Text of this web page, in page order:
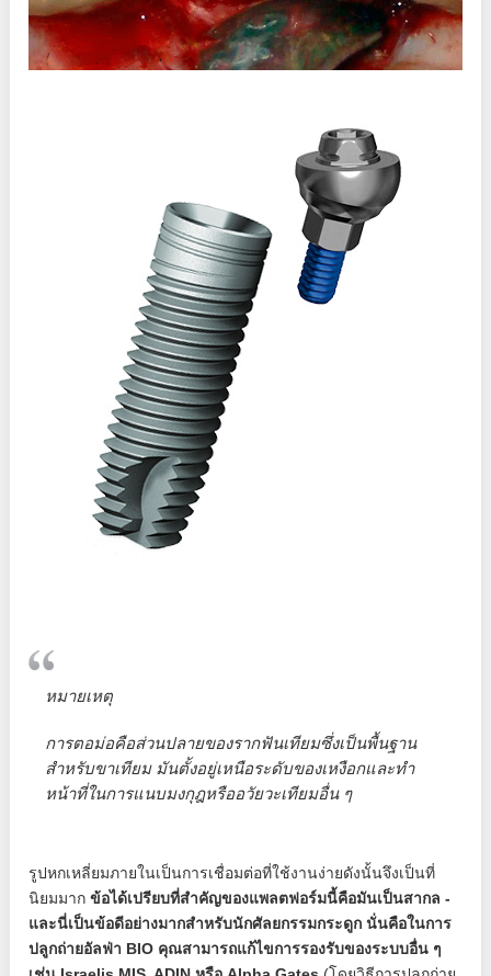
หมายเหตุ
การตอม่อคือส่วนปลายของรากฟันเทียมซึ่งเป็นพื้นฐาน
สำหรับขาเทียม มันตั้งอยู่เหนือระดับของเหงือกและทำ
หน้าที่ในการแนบมงกุฎหรืออวัยวะเทียมอื่น ๆ
รูปหกเหลี่ยมภายในเป็นการเชื่อมต่อที่ใช้งานง่ายดังนั้นจึงเป็นที่
นิยมมากข้อได้เปรียบที่สำคัญของแพลตฟอร์มนี้คือมันเป็นสากล -
และนี่เป็นข้อดีอย่างมากสำหรับนักศัลยกรรมกระดูก นั่นคือในการ
ปลูกถ่ายอัลฟ่า BIO คุณสามารถแก้ไขการรองรับของระบบอื่น ๆ